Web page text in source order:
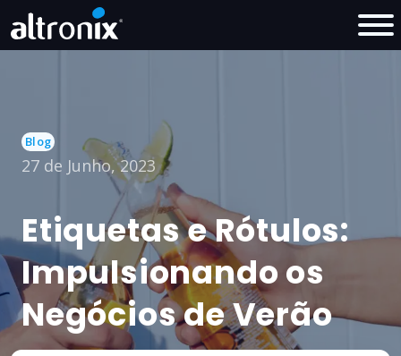
Blog
27 de Junho, 2023
Etiquetas e Rótulos:
Impulsionando os
Negócios de Verão